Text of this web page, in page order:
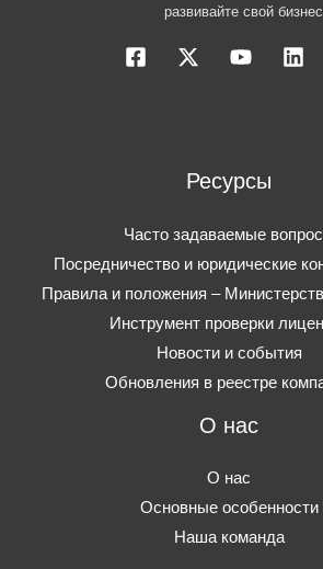
развивайте свой бизнес.
Ресурсы
Часто задаваемые
Посредничество и юридические
Правила и положения –
Инструмент проверки
Новости и события
Обновления в реестре
О нас
О нас
Основные особенности
Наша команда